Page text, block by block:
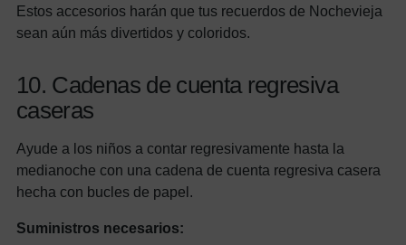
Estos accesorios harán que tus recuerdos de Nochevieja
sean aún más divertidos y coloridos.
10. Cadenas de cuenta regresiva
caseras
Ayude a los niños a contar regresivamente hasta la
medianoche con una cadena de cuenta regresiva casera
hecha con bucles de papel.
Suministros necesarios: